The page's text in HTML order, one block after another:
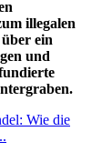
illegalen
ein
und
Wie die